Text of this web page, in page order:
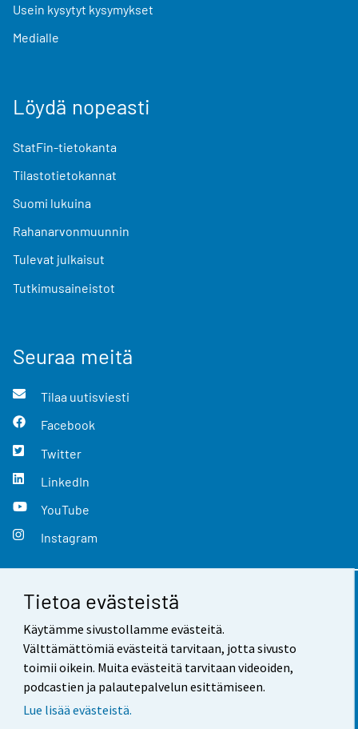
Tietoa evästeistä
Käytämme sivustollamme evästeitä.
Välttämättömiä evästeitä tarvitaan, jotta sivusto
toimii oikein. Muita evästeitä tarvitaan videoiden,
podcastien ja palautepalvelun esittämiseen.
Lue lisää evästeistä.
Usein kysytyt kysymykset
Medialle
Löydä nopeasti
StatFin-tietokanta
Tilastotietokannat
Suomi lukuina
Rahanarvonmuunnin
Tulevat julkaisut
Tutkimusaineistot
Seuraa meitä
Tilaa uutisviesti
Facebook
Twitter
LinkedIn
YouTube
Instagram
Yhteystiedot
Palaute
Käyttöehdot